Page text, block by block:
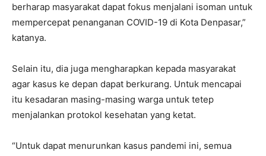
berharap masyarakat dapat fokus menjalani isoman untuk
mempercepat penanganan COVID-19 di Kota Denpasar,”
katanya.
Selain itu, dia juga mengharapkan kepada masyarakat
agar kasus ke depan dapat berkurang. Untuk mencapai
itu kesadaran masing-masing warga untuk tetep
menjalankan protokol kesehatan yang ketat.
“Untuk dapat menurunkan kasus pandemi ini, semua